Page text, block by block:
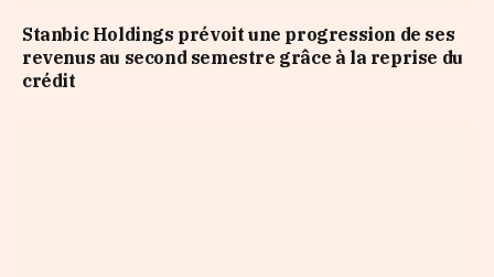
Stanbic Holdings prévoit une progression de ses
revenus au second semestre grâce à la reprise du
crédit